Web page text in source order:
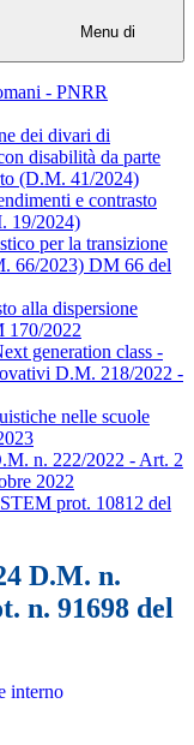
Menu di
- PNRR
dei divari di
disabilità da parte
(D.M. 41/2024)
e contrasto
19/2024)
per la transizione
66/2023) DM 66 del
alla dispersione
170/2022
generation class -
D.M. 218/2022 -
nelle scuole
n. 222/2022 - Art. 2
2022
prot. 10812 del
D.M. n.
n. 91698 del
interno